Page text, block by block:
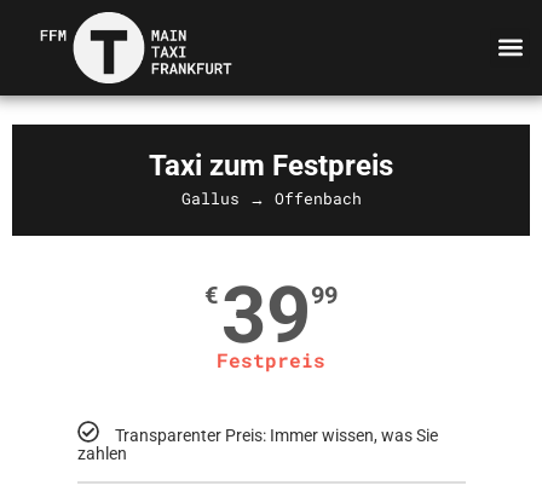
Taxi zum Festpreis
Gallus → Offenbach
€ 3999
Festpreis
Transparenter Preis: Immer wissen, was Sie
zahlen